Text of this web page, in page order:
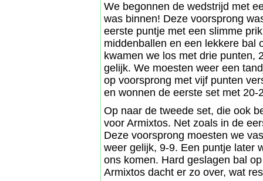
We begonnen de wedstrijd met
was binnen! Deze voorsprong
eerste puntje met een slimme
middenballen en een lekkere bal
kwamen we los met drie punten,
gelijk. We moesten weer een
op voorsprong met vijf punten
en wonnen de eerste set met 20-
Op naar de tweede set, die ook
voor Armixtos. Net zoals in de
Deze voorsprong moesten we
weer gelijk, 9-9. Een puntje later
ons komen. Hard geslagen bal
Armixtos dacht er zo over, wat